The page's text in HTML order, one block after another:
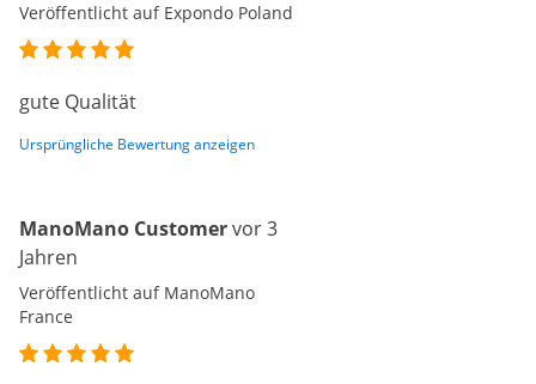
Veröffentlicht auf Expondo Poland
gute Qualität
Ursprüngliche Bewertung anzeigen
ManoMano Customervor 3
Jahren
Veröffentlicht auf ManoMano
France